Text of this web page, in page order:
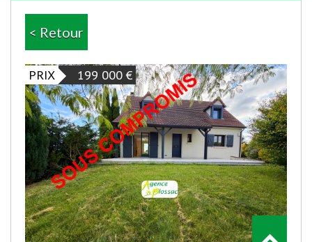
< Retour
PRIX 199 000 €